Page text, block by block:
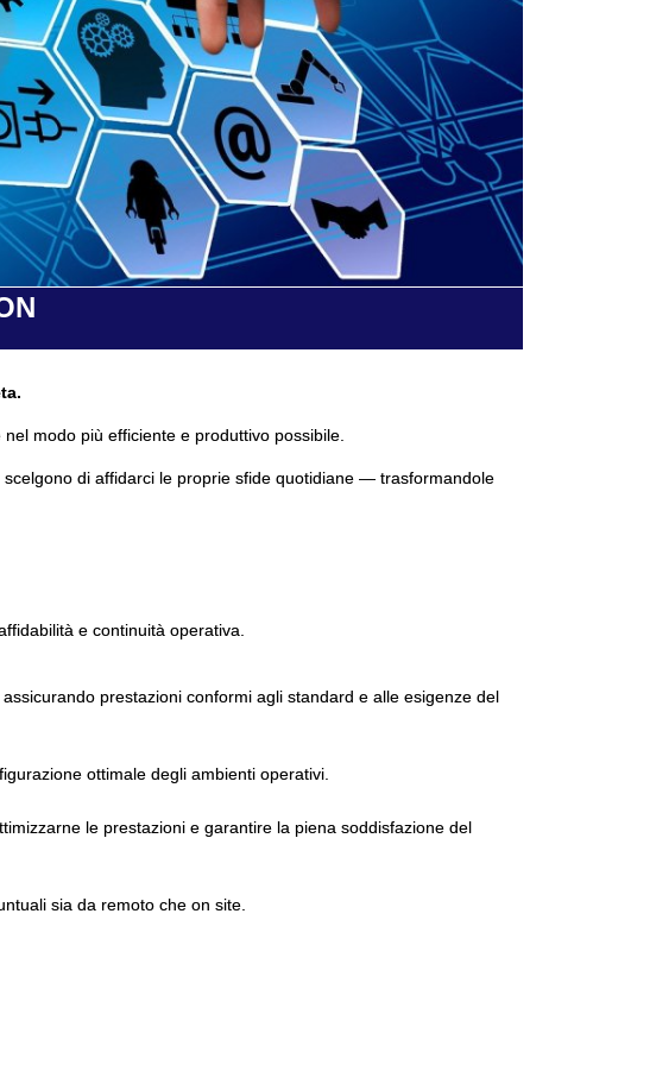
nel modo più efficiente e produttivo possibile.
di affidarci le proprie sfide quotidiane — trasformandole
e continuità operativa.
prestazioni conformi agli standard e alle esigenze del
ottimale degli ambienti operativi.
le prestazioni e garantire la piena soddisfazione del
sia da remoto che on site.